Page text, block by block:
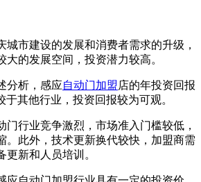
城市建设的发展和消费者需求的升级，
大的发展空间，投资潜力较高。
分析，感应自动门加盟店的年投资回报
于其他行业，投资回报较为可观。
门行业竞争激烈，市场准入门槛较低，
。此外，技术更新换代较快，加盟商需
新和人员培训。